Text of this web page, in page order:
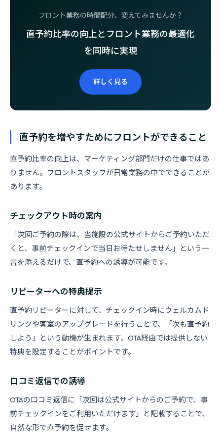
フロント業務の時間配分、変えてみませんか？
直予約比率の向上とフロント業務の最適化
を同時に実現
詳しく見る
直予約を増やすためにフロントができること
直予約比率の向上は、マーケティング部門だけの仕事ではあ
りません。フロントスタッフが日常業務の中でできることが
あります。
チェックアウト時の案内
「次回ご予約の際は、当施設の公式サイトからご予約いただ
くと、事前チェックインで当日お待たせしません」という一
言を添えるだけで、直予約への誘導が可能です。
リピーターへの特典提示
直予約リピーターに対して、チェックイン時にウェルカムド
リンクや客室のアップグレードを行うことで、「次も直予約
しよう」という動機が生まれます。OTA経由では提供しない
特典を設定することがポイントです。
口コミ返信での誘導
OTAの口コミ返信に「次回は公式サイトからのご予約で、事
前チェックインをご利用いただけます」と記載することで、
自然な形で直予約を促せます。